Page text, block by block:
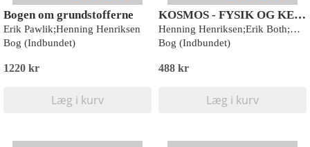
Bogen om grundstofferne
Erik Pawlik;Henning Henriksen
Bog (Indbundet)
1220 kr
Læg i kurv
KOSMOS - FYSIK OG KEMI
Henning Henriksen;Erik Both;Nina Troelsgaard Jensen
Bog (Indbundet)
488 kr
Læg i kurv